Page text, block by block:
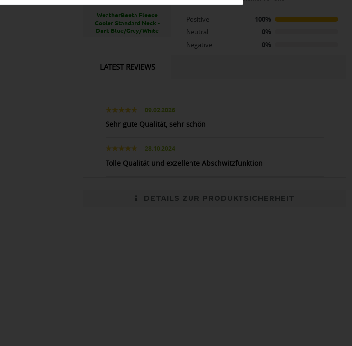
WeatherBeeta Fleece
Cooler Standard Neck -
Dark Blue/Grey/White
Positive
100%
Neutral
0%
Negative
0%
LATEST REVIEWS
09.02.2026
Sehr gute Qualität, sehr schön
28.10.2024
Tolle Qualität und exzellente Abschwitzfunktion
DETAILS ZUR PRODUKTSICHERHEIT